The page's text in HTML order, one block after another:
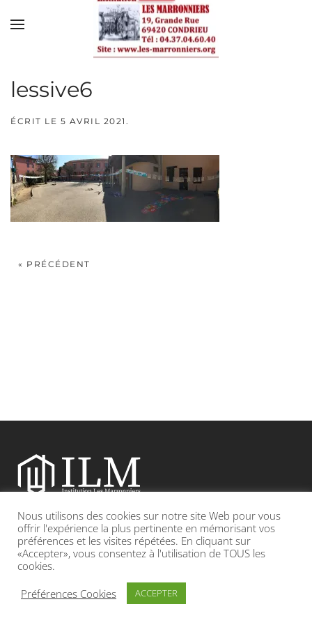
Skip to main content
lessive6
ÉCRIT LE 5 AVRIL 2021 .
« PRÉCÉDENT
Etablissement catholique sous contrat d’association avec l’Etat
Adresse : 19, Grande rue 69420 CONDRIEU
INFOS LÉGALES POLITIQUE DE CONFIDENTIALITÉ
Nous utilisons des cookies sur notre site Web pour vous
offrir l'expérience la plus pertinente en mémorisant vos
préférences et les visites répétées. En cliquant sur
«Accepter», vous consentez à l'utilisation de TOUS les
cookies.
Préférences Cookies
ACCEPTER